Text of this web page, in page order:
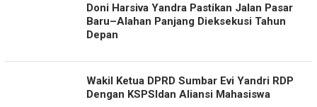
Doni Harsiva Yandra Pastikan Jalan Pasar
Baru–Alahan Panjang Dieksekusi Tahun
Depan
Wakil Ketua DPRD Sumbar Evi Yandri RDP
Dengan KSPSIdan Aliansi Mahasiswa